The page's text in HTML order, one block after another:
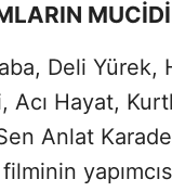
MUCİDİ
Deli Yürek,
Acı Hayat,
Anlat